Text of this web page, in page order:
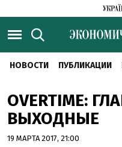
НОВОСТИ ПУБЛИКАЦИИ
OVERTIME:
ВЫХОДНЫЕ
19 МАРТА 2017, 21:00